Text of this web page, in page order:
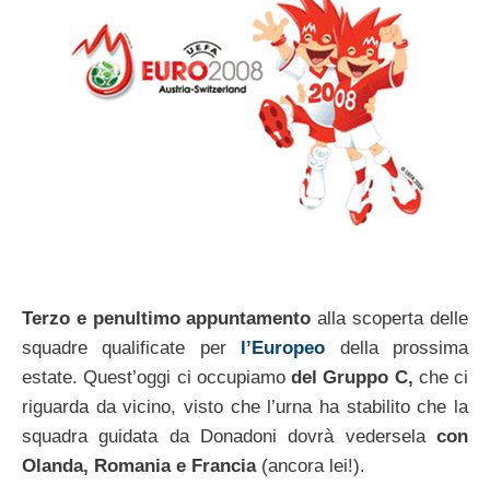
Terzo e penultimo appuntamentoalla scoperta delle
squadre qualificate per l’Europeo della prossima
estate. Quest’oggi ci occupiamo del Gruppo C, che ci
riguarda da vicino, visto che l’urna ha stabilito che la
squadra guidata da Donadoni dovrà vederselacon
Olanda, Romania e Francia (ancora lei!).